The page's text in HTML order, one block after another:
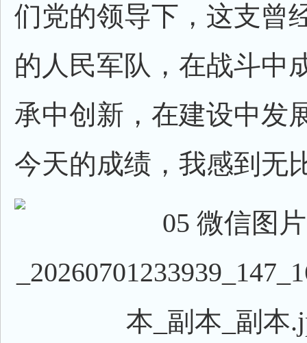
们党的领导下，这支曾
的人民军队，在战斗中
承中创新，在建设中发
今天的成绩，我感到无